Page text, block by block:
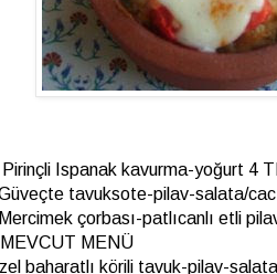
Pirinçli Ispanak kavurma-yoğurt 4
tavuksote-pilav-salata/
çorbası-patlıcanlı etli
MENÜ
baharatlı körili tavuk-pilav-